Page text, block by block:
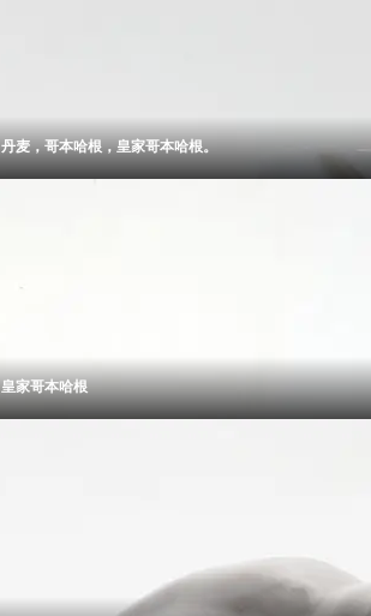
麦，哥本哈根，皇家哥本哈根。
家哥本哈根